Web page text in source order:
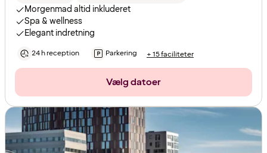
Morgenmad altid inkluderet
Spa & wellness
Elegant indretning
24 h reception Parkering + 15 faciliteter
Vælg datoer